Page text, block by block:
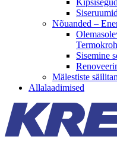
Nõuanded –
Sisemine
Mälestiste
Allalaadimised